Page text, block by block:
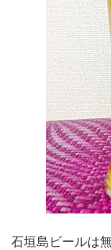
石垣島ビールは